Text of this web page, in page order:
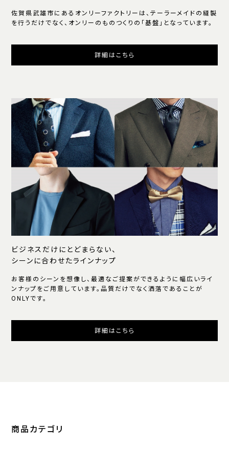
佐賀県武雄市にあるオンリーファクトリーは、テーラーメイドの縫製
を行うだけでなく、オンリーのものつくりの「基盤」となっています。
詳細はこちら
ビジネスだけにとどまらない、
シーンに合わせたラインナップ
お客様のシーンを想像し、最適なご提案ができるように幅広いライ
ンナップをご用意しています。品質だけでなく洒落であることが
ONLYです。
詳細はこちら
商品カテゴリ